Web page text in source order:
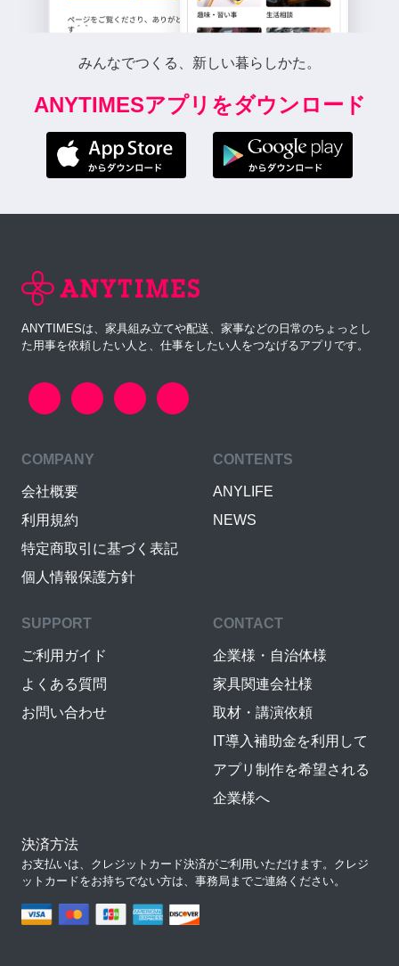
みんなでつくる、新しい暮らしかた。
ANYTIMESアプリをダウンロード
ANYTIMESは、家具組み立てや配送、家事などの日常のちょっとし
た用事を依頼したい人と、仕事をしたい人をつなげるアプリです。
COMPANY
会社概要
利用規約
特定商取引に基づく表記
個人情報保護方針
CONTENTS
ANYLIFE
NEWS
SUPPORT
ご利用ガイド
よくある質問
お問い合わせ
CONTACT
企業様・自治体様
家具関連会社様
取材・講演依頼
IT導入補助金を利用して
アプリ制作を希望される
企業様へ
決済方法
お支払いは、クレジットカード決済がご利用いただけます。クレジ
ットカードをお持ちでない方は、事務局までご連絡ください。